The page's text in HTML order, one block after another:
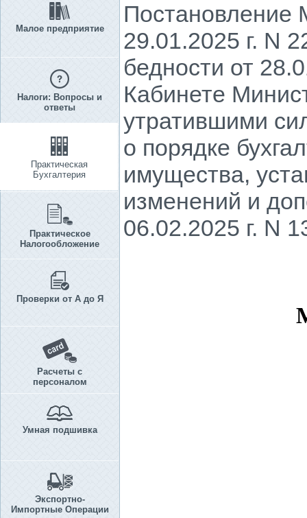
Малое предприятие
Налоги: Вопросы и
ответы
Практическая
Бухгалтерия
Практическое
Налогообложение
Проверки от А до Я
Расчеты с
персоналом
Умная подшивка
Экспортно-
Импортные Операции
Постановление
29.01.2025 г. N
бедности от
Кабинете
утратившими
о порядке
имущества,
изменений и
06.02.2025 г. N